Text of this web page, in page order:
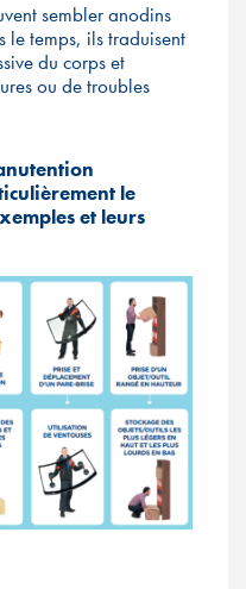
sembler anodins
le temps, ils traduisent
du corps et
ou de troubles
le
et leurs